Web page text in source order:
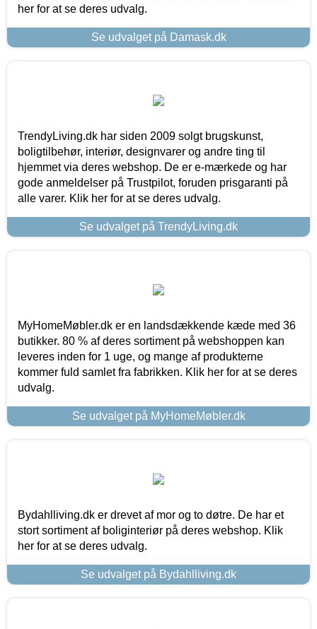
her for at se deres udvalg.
Se udvalget på Damask.dk
TrendyLiving.dk har siden 2009 solgt brugskunst,
boligtilbehør, interiør, designvarer og andre ting til
hjemmet via deres webshop. De er e-mærkede og har
gode anmeldelser på Trustpilot, foruden prisgaranti på
alle varer. Klik her for at se deres udvalg.
Se udvalget på TrendyLiving.dk
MyHomeMøbler.dk er en landsdækkende kæde med 36
butikker. 80 % af deres sortiment på webshoppen kan
leveres inden for 1 uge, og mange af produkterne
kommer fuld samlet fra fabrikken. Klik her for at se deres
udvalg.
Se udvalget på MyHomeMøbler.dk
Bydahlliving.dk er drevet af mor og to døtre. De har et
stort sortiment af boliginteriør på deres webshop. Klik
her for at se deres udvalg.
Se udvalget på Bydahlliving.dk